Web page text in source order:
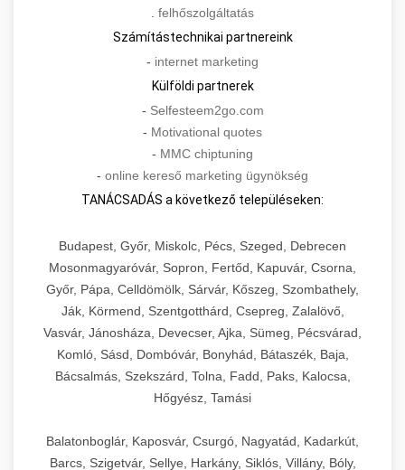
. felhőszolgáltatás
Számítástechnikai partnereink
- internet marketing
Külföldi partnerek
- Selfesteem2go.com
- Motivational quotes
- MMC chiptuning
- online kereső marketing ügynökség
TANÁCSADÁS a következő településeken:
Budapest, Győr, Miskolc, Pécs, Szeged, Debrecen
Mosonmagyaróvár, Sopron, Fertőd, Kapuvár, Csorna,
Győr, Pápa, Celldömölk, Sárvár, Kőszeg, Szombathely,
Ják, Körmend, Szentgotthárd, Csepreg, Zalalövő,
Vasvár, Jánosháza, Devecser, Ajka, Sümeg, Pécsvárad,
Komló, Sásd, Dombóvár, Bonyhád, Bátaszék, Baja,
Bácsalmás, Szekszárd, Tolna, Fadd, Paks, Kalocsa,
Hőgyész, Tamási
Balatonboglár, Kaposvár, Csurgó, Nagyatád, Kadarkút,
Barcs, Szigetvár, Sellye, Harkány, Siklós, Villány, Bóly,